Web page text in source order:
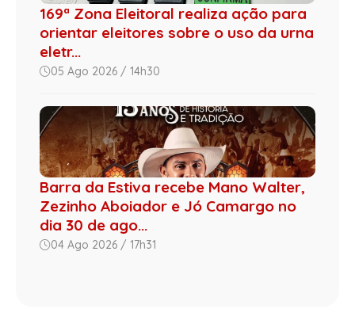
169ª Zona Eleitoral realiza ação para
orientar eleitores sobre o uso da urna
eletr...
05 Ago 2026 / 14h30
Barra da Estiva recebe Mano Walter,
Zezinho Aboiador e Jó Camargo no
dia 30 de ago...
04 Ago 2026 / 17h31